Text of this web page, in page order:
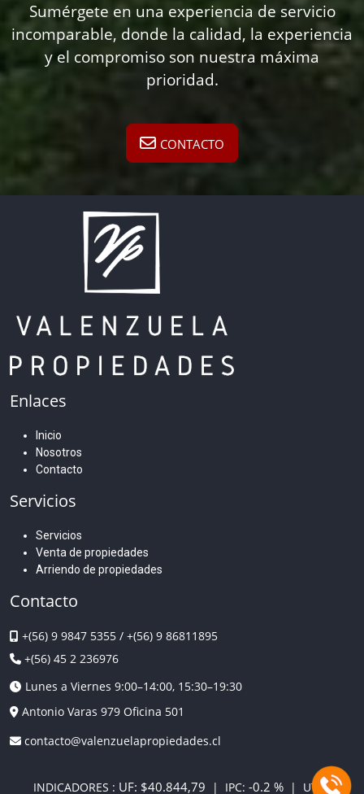
Sumérgete en una experiencia de servicio
incomparable, donde la calidad, la experiencia
y el compromiso son nuestra máxima
prioridad.
CONTACTO
Enlaces
Inicio
Nosotros
Contacto
Servicios
Servicios
Venta de propiedades
Arriendo de propiedades
Contacto
+(56) 9 9847 5355 / +(56) 9 86811895
+(56) 45 2 236976
Lunes a Viernes 9:00–14:00, 15:30–19:30
Antonio Varas 979 Oficina 501
contacto@valenzuelapropiedades.cl
INDICADORES : UF: $40.844,79 | IPC: -0.2 %| UTM: